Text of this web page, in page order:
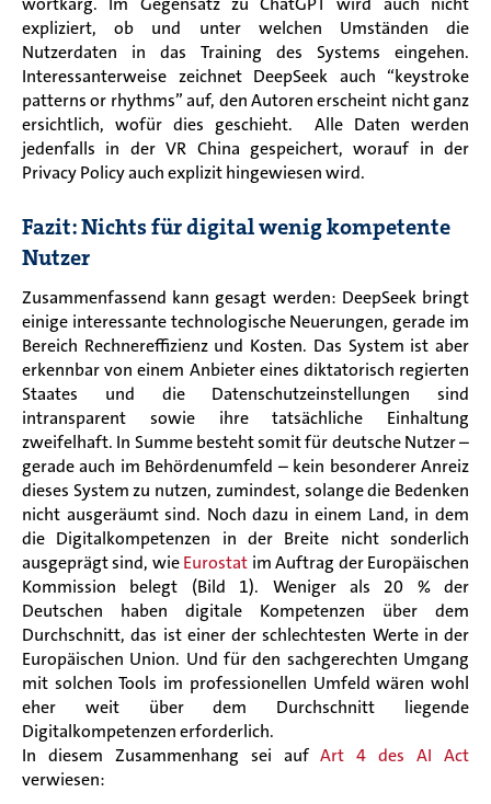
expliziert, ob und unter welchen Umständen die
Nutzerdaten in das Training des Systems eingehen.
Interessanterweise zeichnet DeepSeek auch “keystroke
patterns or rhythms” auf, den Autoren erscheint nicht ganz
ersichtlich, wofür dies geschieht. Alle Daten werden
jedenfalls in der VR China gespeichert, worauf in der
Privacy Policy auch explizit hingewiesen wird.
Fazit: Nichts für digital wenig kompetente
Nutzer
Zusammenfassend kann gesagt werden: DeepSeek bringt
einige interessante technologische Neuerungen, gerade im
Bereich Rechnereffizienz und Kosten. Das System ist aber
erkennbar von einem Anbieter eines diktatorisch regierten
Staates und die Datenschutzeinstellungen sind
intransparent sowie ihre tatsächliche Einhaltung
zweifelhaft. In Summe besteht somit für deutsche Nutzer –
gerade auch im Behördenumfeld – kein besonderer Anreiz
dieses System zu nutzen, zumindest, solange die Bedenken
nicht ausgeräumt sind. Noch dazu in einem Land, in dem
die Digitalkompetenzen in der Breite nicht sonderlich
ausgeprägt sind, wieEurostat im Auftrag der Europäischen
Kommission belegt (Bild 1). Weniger als 20 % der
Deutschen haben digitale Kompetenzen über dem
Durchschnitt, das ist einer der schlechtesten Werte in der
Europäischen Union. Und für den sachgerechten Umgang
mit solchen Tools im professionellen Umfeld wären wohl
eher weit über dem Durchschnitt liegende
Digitalkompetenzen erforderlich.
In diesem Zusammenhang sei aufArt 4 desAI Act
verwiesen: